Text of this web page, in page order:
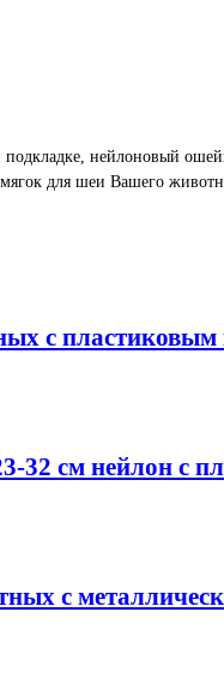
нейлоновый
для шеи Вашего
с пластиковым
32 см нейлон с
c